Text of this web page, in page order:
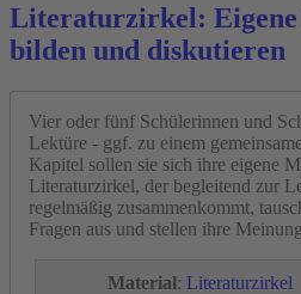
Literaturzirkel: Eigene
bilden und diskutieren
Vier oder fünf Schülerinnen und
Lektüre - ggf. zu einem
Kapitel sollen sie sich ihre eigene
Literaturzirkel, der begleitend zur
regelmäßig zusammenkommt,
Fragen aus und stellen ihre
Material: Literaturzirkel